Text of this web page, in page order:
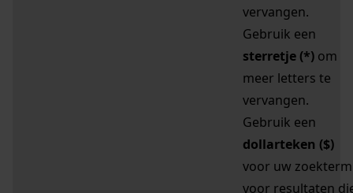
vervangen.
Gebruik een
sterretje (*) om
meer letters te
vervangen.
Gebruik een
dollarteken ($)
voor uw zoekterm
voor resultaten